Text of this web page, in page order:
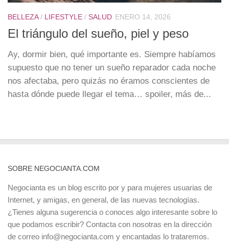
BELLEZA/ LIFESTYLE / SALUD ENERO 14, 2026
El triángulo del sueño, piel y peso
Ay, dormir bien, qué importante es. Siempre habíamos
supuesto que no tener un sueño reparador cada noche
nos afectaba, pero quizás no éramos conscientes de
hasta dónde puede llegar el tema… spoiler, más de...
SOBRE NEGOCIANTA.COM
Negocianta es un blog escrito por y para mujeres usuarias de
Internet, y amigas, en general, de las nuevas tecnologías.
¿Tienes alguna sugerencia o conoces algo interesante sobre lo
que podamos escribir? Contacta con nosotras en la dirección
de correo info@negocianta.com y encantadas lo trataremos.